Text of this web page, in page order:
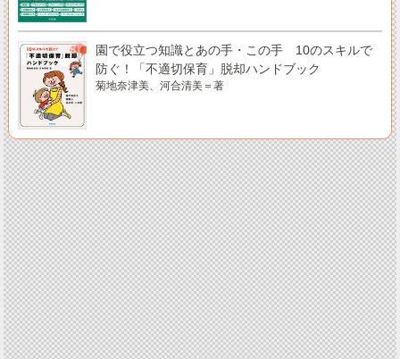
園で役立つ知識とあの手・この手 10のスキルで
防ぐ！「不適切保育」脱却ハンドブック
菊地奈津美、河合清美＝著